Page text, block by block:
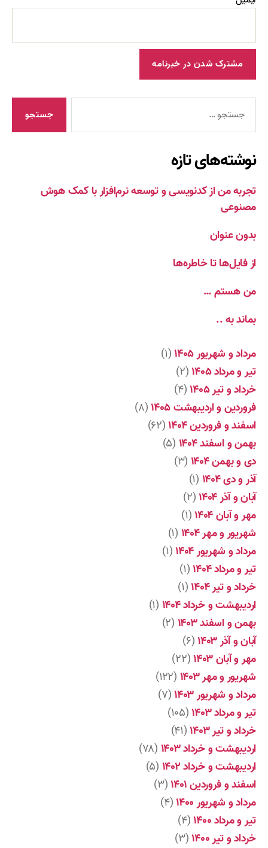
نوشته‌های تازه
تجربه من از کدنویسی و توسعه نرم‌افزار با کمک هوش
مصنوعی
بدون عنوان
از فایل‌ها تا خاطره‌ها
من هستم …
بماند به ..
مرداد و شهریور ۱۴۰۵
(۱)
تیر و مرداد ۱۴۰۵
(۲)
خرداد و تیر ۱۴۰۵
(۴)
فروردین و اردیبهشت ۱۴۰۵
(۸)
اسفند و فروردین ۱۴۰۴
(۶۲)
بهمن و اسفند ۱۴۰۴
(۵)
دی و بهمن ۱۴۰۴
(۳)
آذر و دی ۱۴۰۴
(۱)
آبان و آذر ۱۴۰۴
(۲)
مهر و آبان ۱۴۰۴
(۱)
شهریور و مهر ۱۴۰۴
(۱)
مرداد و شهریور ۱۴۰۴
(۱)
تیر و مرداد ۱۴۰۴
(۱)
خرداد و تیر ۱۴۰۴
(۱)
اردیبهشت و خرداد ۱۴۰۴
(۱)
بهمن و اسفند ۱۴۰۳
(۲)
آبان و آذر ۱۴۰۳
(۶)
مهر و آبان ۱۴۰۳
(۲۲)
شهریور و مهر ۱۴۰۳
(۱۲۲)
مرداد و شهریور ۱۴۰۳
(۷)
تیر و مرداد ۱۴۰۳
(۱۰۵)
خرداد و تیر ۱۴۰۳
(۴۱)
اردیبهشت و خرداد ۱۴۰۳
(۷۸)
اردیبهشت و خرداد ۱۴۰۲
(۵)
اسفند و فروردین ۱۴۰۱
(۳)
مرداد و شهریور ۱۴۰۰
(۴)
تیر و مرداد ۱۴۰۰
(۴)
خرداد و تیر ۱۴۰۰
(۳)